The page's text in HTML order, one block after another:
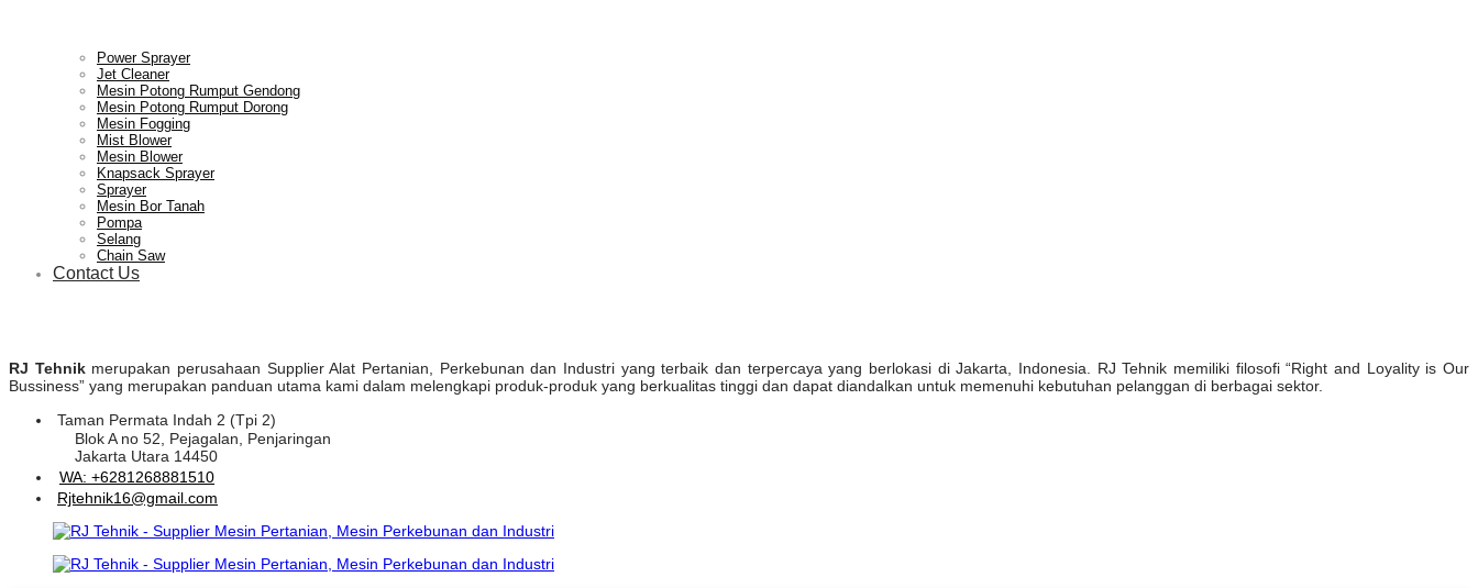
Mesin
Perkebunan
Industri
Pertanian,
Mesin
dan
Industri
Power Sprayer
Jet Cleaner
Mesin Potong Rumput Gendong
Mesin Potong Rumput Dorong
Mesin Fogging
Mist Blower
Mesin Blower
Knapsack Sprayer
Sprayer
Mesin Bor Tanah
Pompa
Selang
Chain Saw
Contact Us
RJ Tehnikmerupakan perusahaan Supplier Alat Pertanian, Perkebunan dan Industri yang terbaik dan terpercaya yang berlokasi di Jakarta, Indonesia. RJ Tehnik memiliki filosofi “Right and Loyality is Our
Bussiness” yang merupakan panduan utama kami dalam melengkapi produk-produk yang berkualitas tinggi dan dapat diandalkan untuk memenuhi kebutuhan pelanggan di berbagai sektor.
Taman Permata Indah 2 (Tpi 2)
Blok A no 52, Pejagalan, Penjaringan
Jakarta Utara 14450
WA: +6281268881510
Rjtehnik16@gmail.com